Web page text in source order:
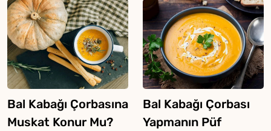
Bal Kabağı Çorbasına
Muskat Konur Mu?
Bal Kabağı Çorbası
Yapmanın Püf